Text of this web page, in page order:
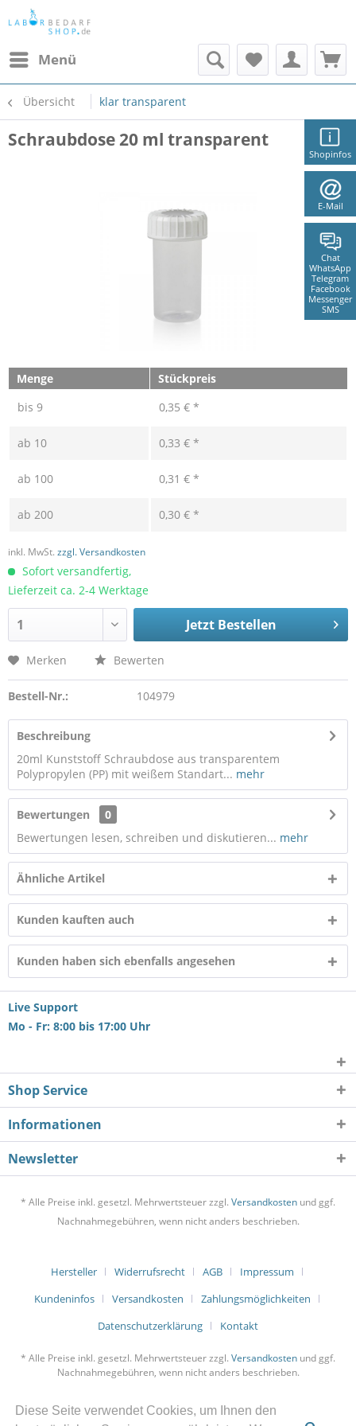
Diese Seite verwendet Cookies, um Ihnen den
Shopinfos
E-Mail
Chat
WhatsApp
Telegram
Facebook
Messenger
SMS
Menü
Übersicht klar transparent
Schraubdose 20 ml transparent
Menge
Stückpreis
bis 9 0,35 € *
ab 10 0,33 € *
ab 100 0,31 € *
ab 200 0,30 € *
inkl. MwSt. zzgl. Versandkosten
Sofort versandfertig,
Lieferzeit ca. 2-4 Werktage
Jetzt Bestellen
Merken Bewerten
Bestell-Nr.: 104979
Beschreibung
20ml Kunststoff Schraubdose aus transparentem
Polypropylen (PP) mit weißem Standart... mehr
Bewertungen
0
Bewertungen lesen, schreiben und diskutieren... mehr
Ähnliche Artikel
Kunden kauften auch
Kunden haben sich ebenfalls angesehen
Live Support
Mo - Fr: 8:00 bis 17:00 Uhr
Shop Service
Informationen
Newsletter
* Alle Preise inkl. gesetzl. Mehrwertsteuer zzgl. Versandkosten und ggf.
Nachnahmegebühren, wenn nicht anders beschrieben.
Hersteller Widerrufsrecht AGB
Impressum
Kundeninfos
Versandkosten
Zahlungsmöglichkeiten
Datenschutzerklärung
Kontakt
* Alle Preise inkl. gesetzl. Mehrwertsteuer zzgl. Versandkosten und ggf.
Nachnahmegebühren, wenn nicht anders beschrieben.